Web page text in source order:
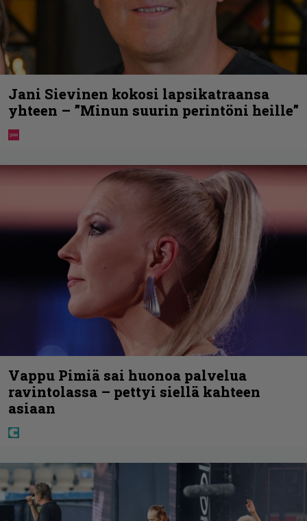
Jani Sievinen kokosi lapsikatraansa
yhteen – ”Minun suurin perintöni heille”
Vappu Pimiä sai huonoa palvelua
ravintolassa – pettyi siellä kahteen
asiaan